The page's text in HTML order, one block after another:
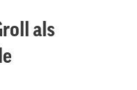
als